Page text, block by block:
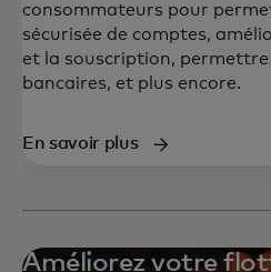
consommateurs pour
sécurisée de comptes,
et la souscription, permettre
bancaires, et plus encore.
En savoir plus
Améliorez votre